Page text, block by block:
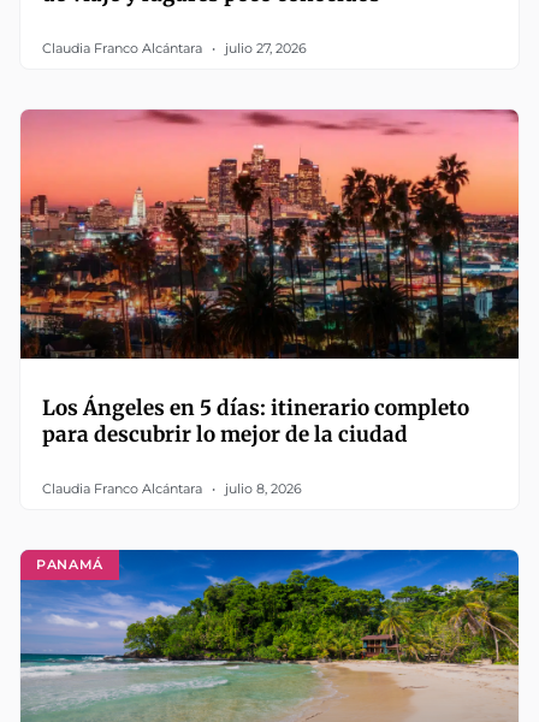
Claudia Franco Alcántara julio 27, 2026
Los Ángeles en 5 días: itinerario completo
para descubrir lo mejor de la ciudad
Claudia Franco Alcántara julio 8, 2026
PANAMÁ